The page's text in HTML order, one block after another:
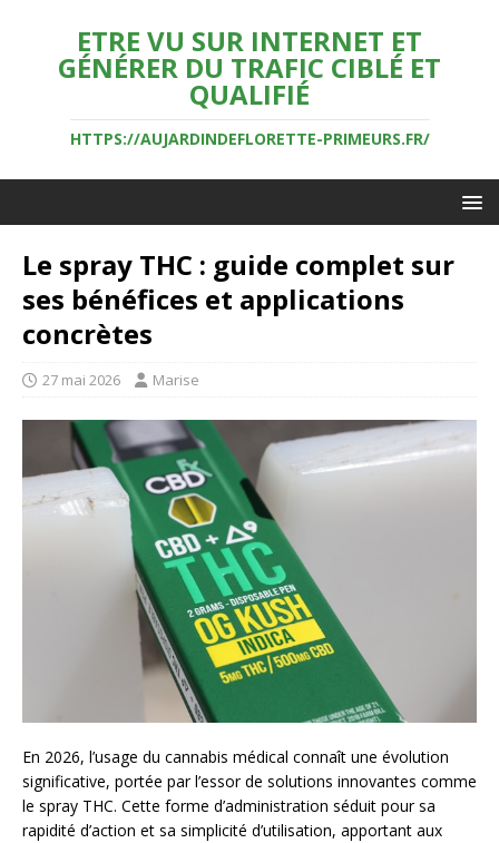
ETRE VU SUR INTERNET ET
GÉNÉRER DU TRAFIC CIBLÉ ET
QUALIFIÉ
HTTPS://AUJARDINDEFLORETTE-PRIMEURS.FR/
Le spray THC : guide complet sur
ses bénéfices et applications
concrètes
27 mai 2026 Marise
En 2026, l’usage du cannabis médical connaît une évolution
significative, portée par l’essor de solutions innovantes comme
le spray THC. Cette forme d’administration séduit pour sa
rapidité d’action et sa simplicité d’utilisation, apportant aux